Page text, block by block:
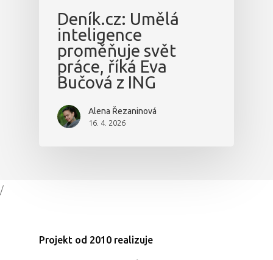
Deník.cz: Umělá
inteligence
proměňuje svět
práce, říká Eva
Bučová z ING
Alena Řezaninová
16. 4. 2026
/
Projekt od 2010 realizuje